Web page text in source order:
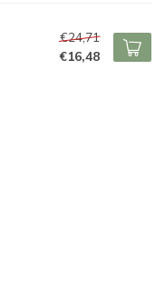
€24,71
€16,48